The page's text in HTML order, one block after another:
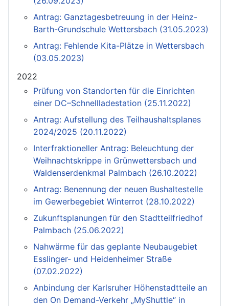
Antrag: Ganztagesbetreuung in der Heinz-
Barth-Grundschule Wettersbach (31.05.2023)
Antrag: Fehlende Kita-Plätze in Wettersbach
(03.05.2023)
2022
Prüfung von Standorten für die Einrichten
einer DC–Schnellladestation (25.11.2022)
Antrag: Aufstellung des Teilhaushaltsplanes
2024/2025 (20.11.2022)
Interfraktioneller Antrag: Beleuchtung der
Weihnachtskrippe in Grünwettersbach und
Waldenserdenkmal Palmbach (26.10.2022)
Antrag: Benennung der neuen Bushaltestelle
im Gewerbegebiet Winterrot (28.10.2022)
Zukunftsplanungen für den Stadtteilfriedhof
Palmbach (25.06.2022)
Nahwärme für das geplante Neubaugebiet
Esslinger- und Heidenheimer Straße
(07.02.2022)
Anbindung der Karlsruher Höhenstadtteile an
den On Demand-Verkehr „MyShuttle“ in